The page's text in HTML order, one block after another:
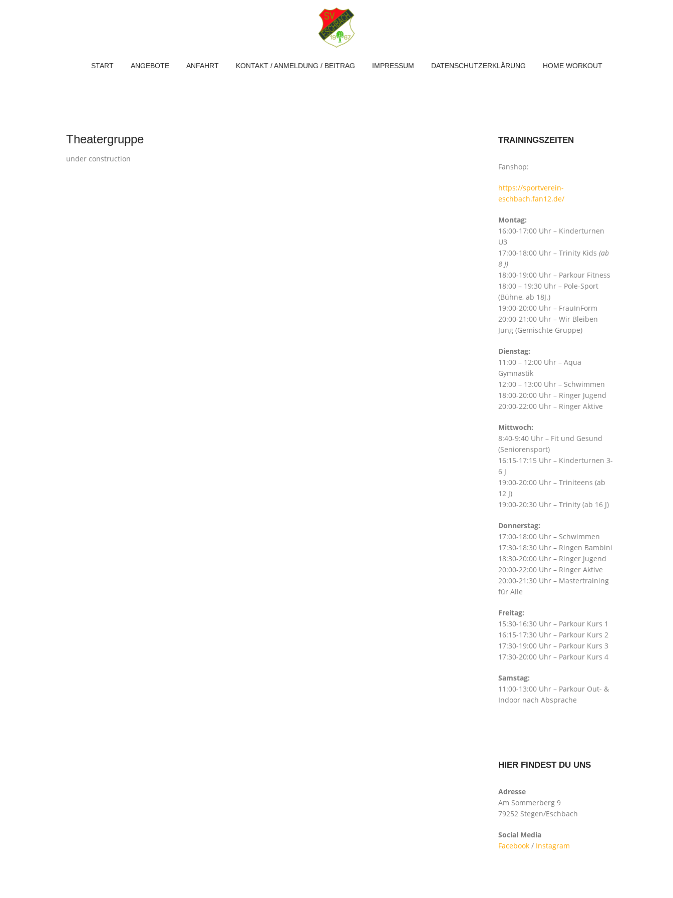
START ANGEBOTE ANFAHRT KONTAKT / ANMELDUNG / BEITRAG IMPRESSUM DATENSCHUTZERKLÄRUNG HOME WORKOUT
Theatergruppe
under construction
TRAININGSZEITEN
Fanshop:
https://sportverein-
eschbach.fan12.de/
Montag:
16:00-17:00 Uhr – Kinderturnen
U3
17:00-18:00 Uhr – Trinity Kids (ab
8 J)
18:00-19:00 Uhr – Parkour Fitness
18:00 – 19:30 Uhr – Pole-Sport
(Bühne, ab 18J.)
19:00-20:00 Uhr – FrauInForm
20:00-21:00 Uhr – Wir Bleiben
Jung (Gemischte Gruppe)
Dienstag:
11:00 – 12:00 Uhr – Aqua
Gymnastik
12:00 – 13:00 Uhr – Schwimmen
18:00-20:00 Uhr – Ringer Jugend
20:00-22:00 Uhr – Ringer Aktive
Mittwoch:
8:40-9:40 Uhr – Fit und Gesund
(Seniorensport)
16:15-17:15 Uhr – Kinderturnen 3-
6 J
19:00-20:00 Uhr – Triniteens (ab
12 J)
19:00-20:30 Uhr – Trinity (ab 16 J)
Donnerstag:
17:00-18:00 Uhr – Schwimmen
17:30-18:30 Uhr – Ringen Bambini
18:30-20:00 Uhr – Ringer Jugend
20:00-22:00 Uhr – Ringer Aktive
20:00-21:30 Uhr – Mastertraining
für Alle
Freitag:
15:30-16:30 Uhr – Parkour Kurs 1
16:15-17:30 Uhr – Parkour Kurs 2
17:30-19:00 Uhr – Parkour Kurs 3
17:30-20:00 Uhr – Parkour Kurs 4
Samstag:
11:00-13:00 Uhr – Parkour Out- &
Indoor nach Absprache
HIER FINDEST DU UNS
Adresse
Am Sommerberg 9
79252 Stegen/Eschbach
Social Media
Facebook/ Instagram